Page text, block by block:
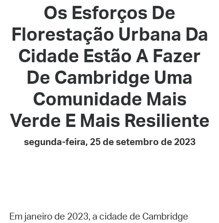
Os Esforços De
Florestação Urbana Da
Cidade Estão A Fazer
De Cambridge Uma
Comunidade Mais
Verde E Mais Resiliente
segunda-feira, 25 de setembro de 2023
Em janeiro de 2023, a cidade de Cambridge